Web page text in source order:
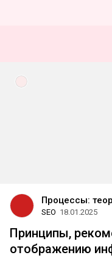
Процессы:
SEO 18.01.2025
Принципы,
отображению